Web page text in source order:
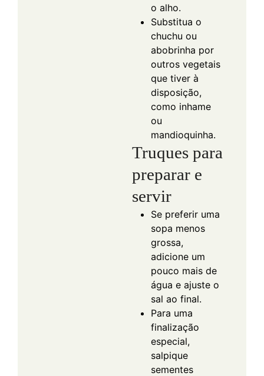
o alho.
Substitua o
chuchu ou
abobrinha por
outros vegetais
que tiver à
disposição,
como inhame
ou
mandioquinha.
Truques para
preparar e
servir
Se preferir uma
sopa menos
grossa,
adicione um
pouco mais de
água e ajuste o
sal ao final.
Para uma
finalização
especial,
salpique
sementes